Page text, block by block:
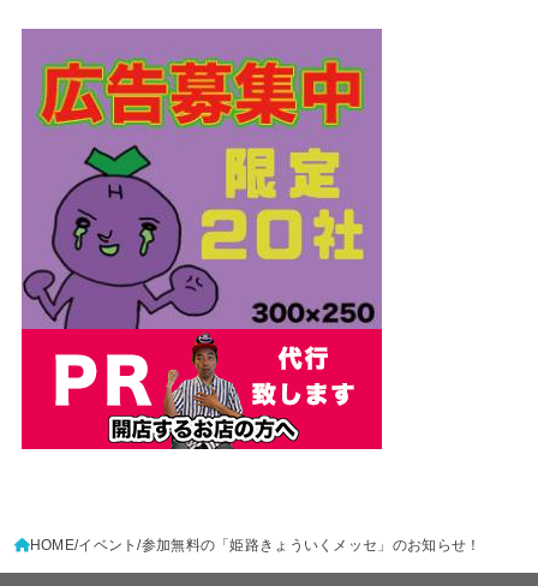
HOME イベント 参加無料の「姫路きょういくメッセ」のお知らせ！